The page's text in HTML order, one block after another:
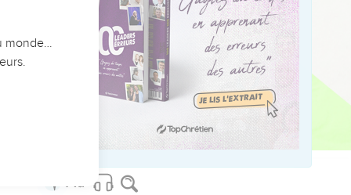
bien-aimé connaisse
monde…